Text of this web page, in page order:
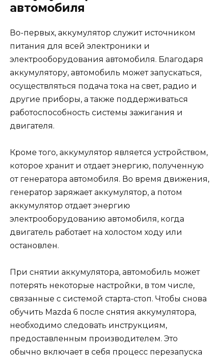
автомобиля
Во-первых, аккумулятор служит источником
питания для всей электроники и
электрооборудования автомобиля. Благодаря
аккумулятору, автомобиль может запускаться,
осуществляться подача тока на свет, радио и
другие приборы, а также поддерживаться
работоспособность системы зажигания и
двигателя.
Кроме того, аккумулятор является устройством,
которое хранит и отдает энергию, полученную
от генератора автомобиля. Во время движения,
генератор заряжает аккумулятор, а потом
аккумулятор отдает энергию
электрооборудованию автомобиля, когда
двигатель работает на холостом ходу или
остановлен.
При снятии аккумулятора, автомобиль может
потерять некоторые настройки, в том числе,
связанные с системой старта-стоп. Чтобы снова
обучить Mazda 6 после снятия аккумулятора,
необходимо следовать инструкциям,
предоставленным производителем. Это
обычно включает в себя процесс перезапуска